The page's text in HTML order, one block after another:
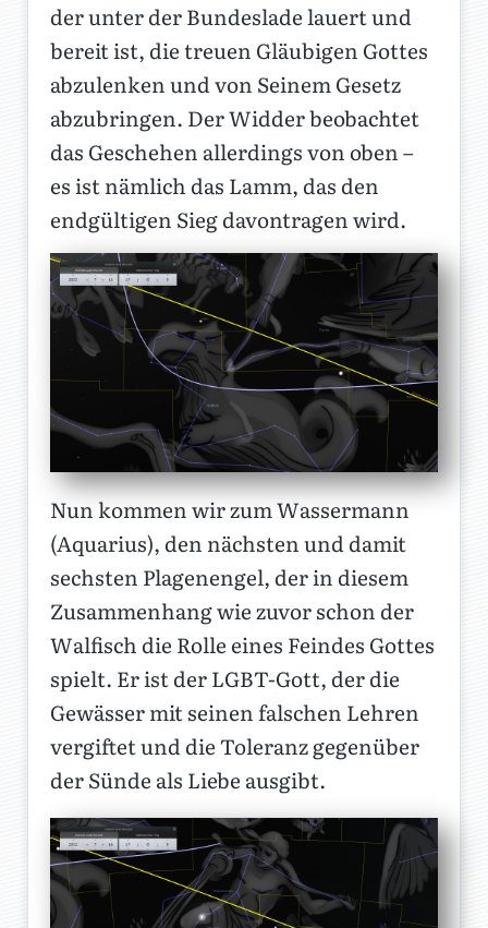
der unter der Bundeslade lauert und
bereit ist, die treuen Gläubigen Gottes
abzulenken und von Seinem Gesetz
abzubringen. Der Widder beobachtet
das Geschehen allerdings von oben –
es ist nämlich das Lamm, das den
endgültigen Sieg davontragen wird.
Nun kommen wir zum Wassermann
(Aquarius), den nächsten und damit
sechsten Plagenengel, der in diesem
Zusammenhang wie zuvor schon der
Walfisch die Rolle eines Feindes Gottes
spielt. Er ist der LGBT-Gott, der die
Gewässer mit seinen falschen Lehren
vergiftet und die Toleranz gegenüber
der Sünde als Liebe ausgibt.